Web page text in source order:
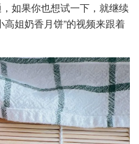
如果你也想试一下，就继续
姐奶香月饼”的视频来跟着